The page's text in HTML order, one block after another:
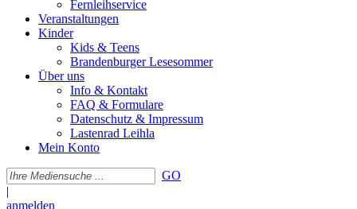
Fernleihservice
Veranstaltungen
Kinder
Kids & Teens
Brandenburger Lesesommer
Über uns
Info & Kontakt
FAQ & Formulare
Datenschutz & Impressum
Lastenrad Leihla
Mein Konto
GO
|
anmelden